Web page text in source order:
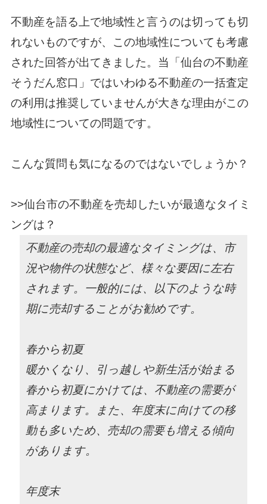
不動産を語る上で地域性と言うのは切っても切
れないものですが、この地域性についても考慮
された回答が出てきました。当「仙台の不動産
そうだん窓口」ではいわゆる不動産の一括査定
の利用は推奨していませんが大きな理由がこの
地域性についての問題です。
こんな質問も気になるのではないでしょうか？
>>仙台市の不動産を売却したいが最適なタイミ
ングは？
不動産の売却の最適なタイミングは、市
況や物件の状態など、様々な要因に左右
されます。一般的には、以下のような時
期に売却することがお勧めです。
春から初夏
暖かくなり、引っ越しや新生活が始まる
春から初夏にかけては、不動産の需要が
高まります。また、年度末に向けての移
動も多いため、売却の需要も増える傾向
があります。
年度末